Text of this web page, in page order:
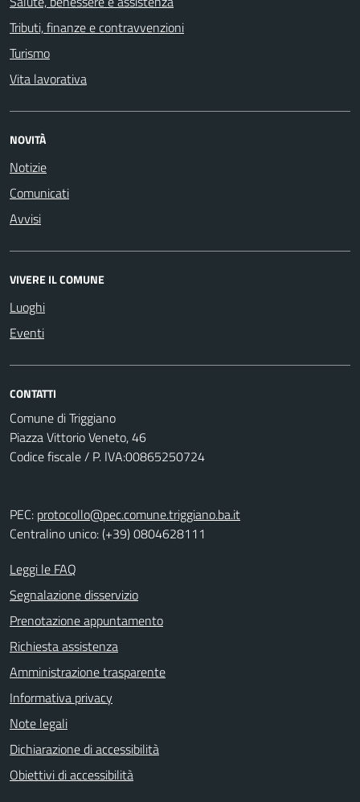
Tributi, finanze e contravvenzioni
Turismo
Vita lavorativa
NOVITÀ
Notizie
Comunicati
Avvisi
VIVERE IL COMUNE
Luoghi
Eventi
CONTATTI
Comune di Triggiano
Piazza Vittorio Veneto, 46
Codice fiscale / P. IVA:00865250724
PEC: protocollo@pec.comune.triggiano.ba.it
Centralino unico: (+39) 0804628111
Leggi le FAQ
Segnalazione disservizio
Prenotazione appuntamento
Richiesta assistenza
Amministrazione trasparente
Informativa privacy
Note legali
Dichiarazione di accessibilità
Obiettivi di accessibilità